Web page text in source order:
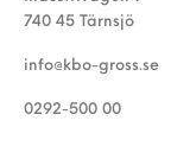
740 45 Tärnsjö
info@kbo-gross.se
0292-500 00